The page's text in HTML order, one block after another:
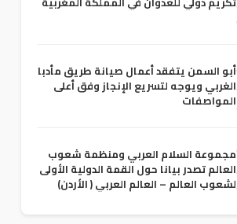
أبو السمن يتفقد أعمال صيانة طريق مأدبا
الغربي ويوجه لتسريع الإنجاز وفق أعلى
المواصفات
مجموعة السلام العربي ومنظمة شعوب
العالم تصدر بيانا حول القمة الدولية الأولى
لشعوب العالم – العالم العربي ( الأردن)